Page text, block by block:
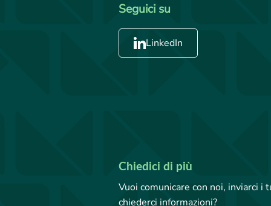
Seguici su
LinkedIn
Chiedici di più
Vuoi comunicare con noi, inviarci
chiederci informazioni?